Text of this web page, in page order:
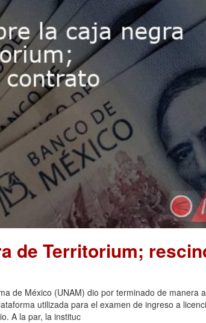
de Territorium;
de México (UNAM) dio por terminado de manera
utilizada para el examen de ingreso a
A la par, la instituc